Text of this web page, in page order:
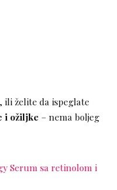
, ili želite da ispeglate
i ožiljke – nema boljeg
Serum sa retinolom i